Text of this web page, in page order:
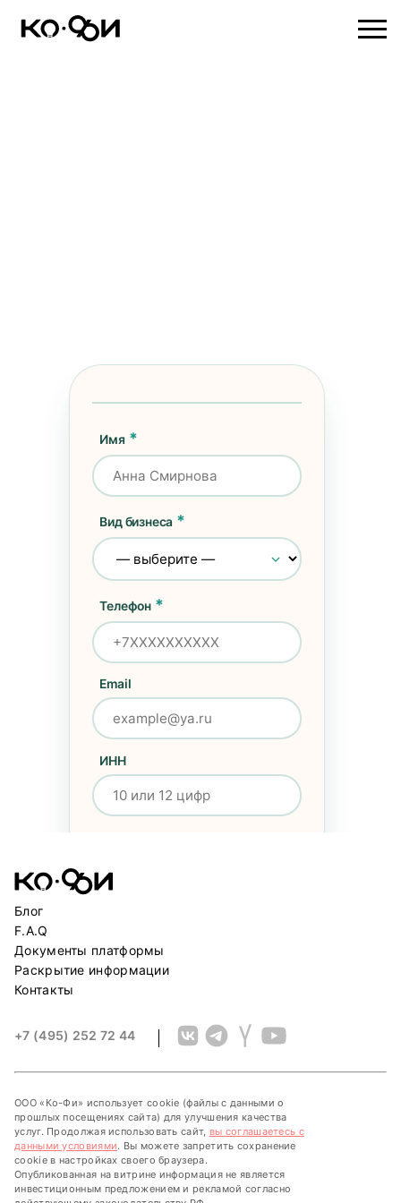
Имя
Вид бизнеса
Телефон
Email
ИНН
Отправить заявку
Блог
F.A.Q
Документы платформы
Раскрытие информации
Контакты
+7 (495) 252 72 44
ООО «Ко-Фи» использует cookie (файлы с данными о
прошлых посещениях сайта) для улучшения качества
услуг. Продолжая использовать сайт, вы соглашаетесь с
данными условиями. Вы можете запретить сохранение
cookie в настройках своего браузера.
Опубликованная на витрине информация не является
инвестиционным предложением и рекламой согласно